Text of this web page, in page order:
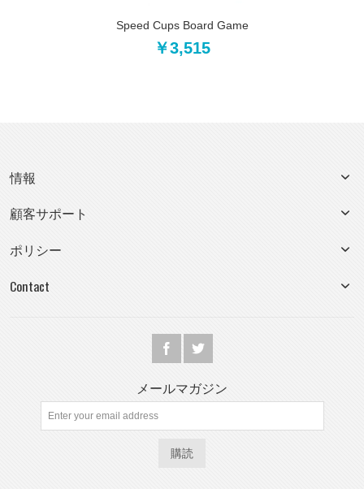
Speed Cups Board Game
￥3,515
情報
顧客サポート
ポリシー
Contact
メールマガジン
購読